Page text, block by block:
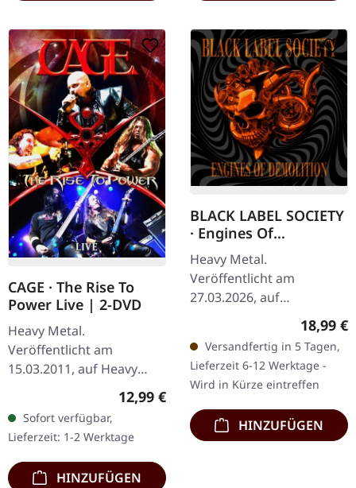
CAGE · The Rise To
Power Live | 2-DVD
Heavy Metal.
Veröffentlicht am
15.03.2011, auf Heavy
Metal Media. Region
Performance-Album von
Cage fängt die rohe
Energie ihrer…
Regulärer Preis:
12,99 €
Sofort verfügbar,
Lieferzeit: 1-2 Werktage
HINZUFÜGEN
BLACK LABEL SOCIETY
· Engines Of
Demolition | CD
Heavy Metal.
Veröffentlicht am
27.03.2026, auf
Standard-Jewelcase. Nach
mehr als 25 Jahren
unerschuetterlicher
Hingabe zur…
18,99 €
Versandfertig in 5 Tagen,
Lieferzeit 6-12 Werktage -
Wird in Kürze eintreffen
HINZUFÜGEN